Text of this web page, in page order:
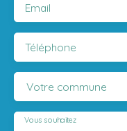
Email
Téléphone
Votre commune
Vous souhaitez